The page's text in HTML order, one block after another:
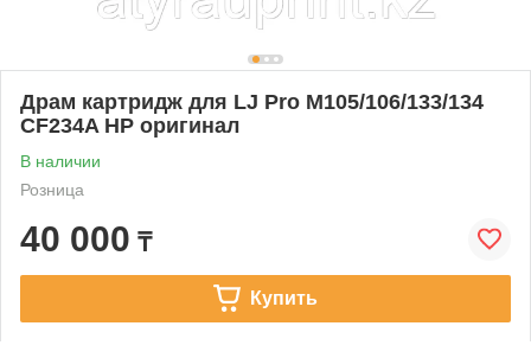
Драм картридж для LJ Pro M105/106/133/134
CF234A HP оригинал
В наличии
Розница
40 000 ₸
Купить